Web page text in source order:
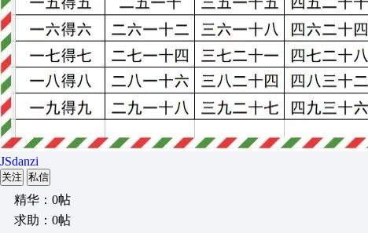
JSdanzi
关注 私信
精华：0帖
求助：0帖